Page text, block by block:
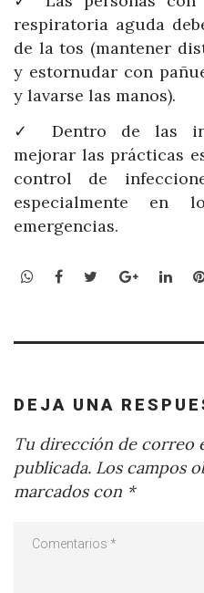
respiratoria aguda
de la tos (mantener
y estornudar con
y lavarse las manos).
✓ Dentro de las
mejorar las prácticas
control de
especialmente en
emergencias.
WhatsApp
Facebook
TwitterGoogle+
DEJA UNA
Tu dirección de correo
publicada. Los campos
marcados con *